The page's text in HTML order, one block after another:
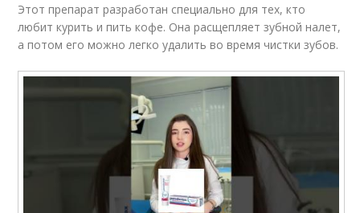
Этот препарат разработан специально для тех, кто
любит курить и пить кофе. Она расщепляет зубной налет,
а потом его можно легко удалить во время чистки зубов.